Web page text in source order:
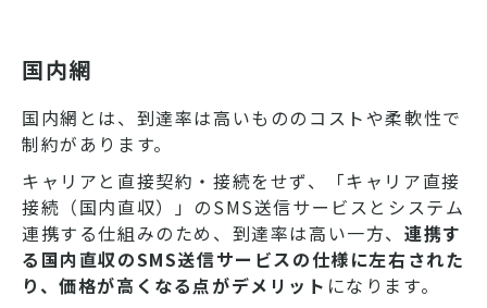
国内網
国内網とは、到達率は高いもののコストや柔軟性で
制約があります。
キャリアと直接契約・接続をせず、
「キャリア直接
接続（国内直収）」のSMS送信サービスと システム
連携する仕組みのため、到達率は高い一方、連携す
る国内直収のSMS送信サービスの仕様に左右された
り、価格が高くなる点がデメリット になります。